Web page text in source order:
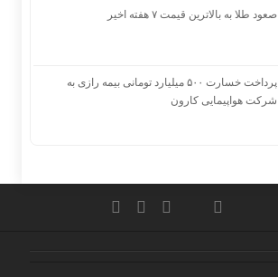
صعود طلا به بالاترین قیمت ۷ هفته اخیر
پرداخت خسارت ۵۰۰ میلیارد تومانی بیمه رازی به
شرکت هواپیمایی کارون